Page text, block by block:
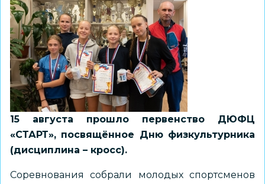
15 августа прошло первенство ДЮФЦ
«СТАРТ», посвящённое Дню физкультурника
(дисциплина – кросс).
Соревнования собрали молодых спортсменов